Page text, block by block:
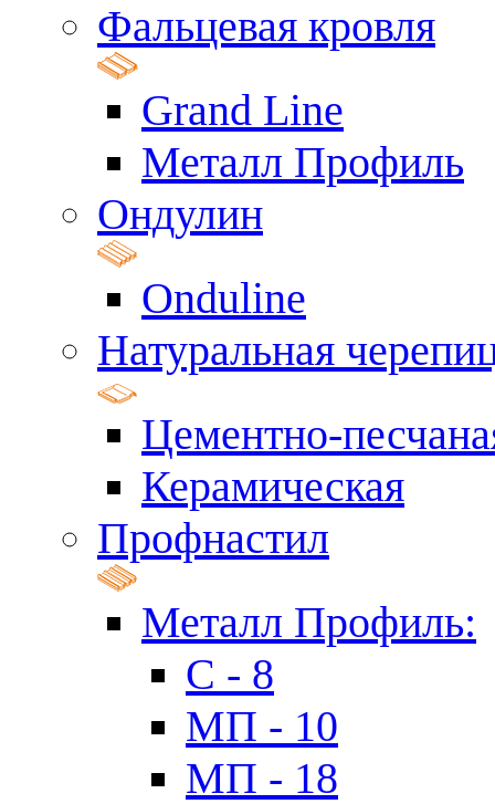
Фальцевая кровля
Grand Line
Металл Профиль
Ондулин
Onduline
Натуральная
Цементно-
Керамическая
Профнастил
Металл Профиль:
C - 8
МП - 10
МП - 18